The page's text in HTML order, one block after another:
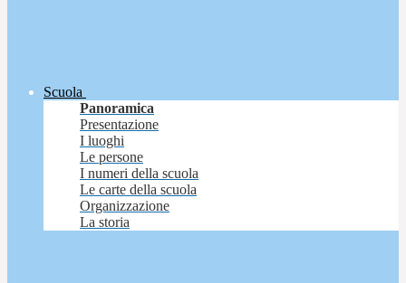
Scuola
Panoramica
Presentazione
I luoghi
Le persone
I numeri della scuola
Le carte della scuola
Organizzazione
La storia